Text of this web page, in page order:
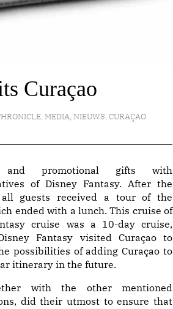
Curaçao
,MEDIA,NIEUWS,CURAÇAO
and promotional gifts with
of Disney Fantasy. After the
all guests received a tour of the
ended with a lunch. This cruise of
cruise was a 10-day cruise,
Fantasy visited Curaçao to
possibilities of adding Curaçao to
itinerary in the future.
with the other mentioned
did their utmost to ensure that